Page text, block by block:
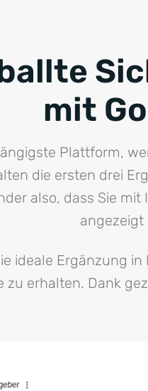
mit
Plattform,
die ersten drei
also, dass Sie
ideale Ergänzung
zu erhalten. Dank